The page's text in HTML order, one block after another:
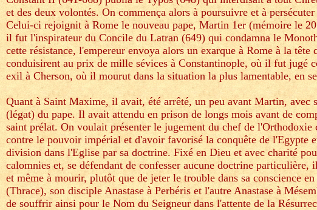
et des deux volontés. On commença alors à poursuivre et à
Celui-ci rejoignit à Rome le nouveau pape, Martin 1er (mémoire le
il fut l'inspirateur du Concile du Latran (649) qui condamna le
cette résistance, l'empereur envoya alors un exarque à Rome à la
conduisirent au prix de mille sévices à Constantinople, où il fut jugé
exil à Cherson, où il mourut dans la situation la plus lamentable, en
Quant à Saint Maxime, il avait, été arrêté, un peu avant Martin, avec
(légat) du pape. Il avait attendu en prison de longs mois avant de
saint prélat. On voulait présenter le jugement du chef de
contre le pouvoir impérial et d'avoir favorisé la conquête de l'Egypte
division dans l'Eglise par sa doctrine. Fixé en Dieu et avec charité
calomnies et, se défendant de confesser aucune doctrine
et même à mourir, plutôt que de jeter le trouble dans sa conscience
(Thrace), son disciple Anastase à Perbéris et l'autre Anastase à
de souffrir ainsi pour le Nom du Seigneur dans l'attente de la